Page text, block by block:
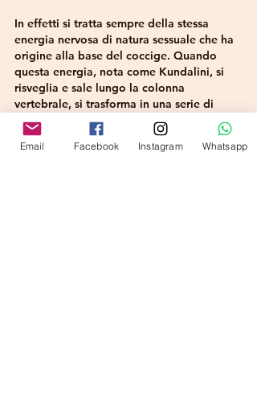
In effetti si tratta sempre della stessa
energia nervosa di natura sessuale che ha
origine alla base del coccige. Quando
questa energia, nota come Kundalini, si
risveglia e sale lungo la colonna
vertebrale, si trasforma in una serie di
poteri e qualità che influenzano diversi
aspetti della nostra vita, tra cui la vitalità,
l'emotività, la volontà, l'amore, la
Email Facebook Instagram Whatsapp